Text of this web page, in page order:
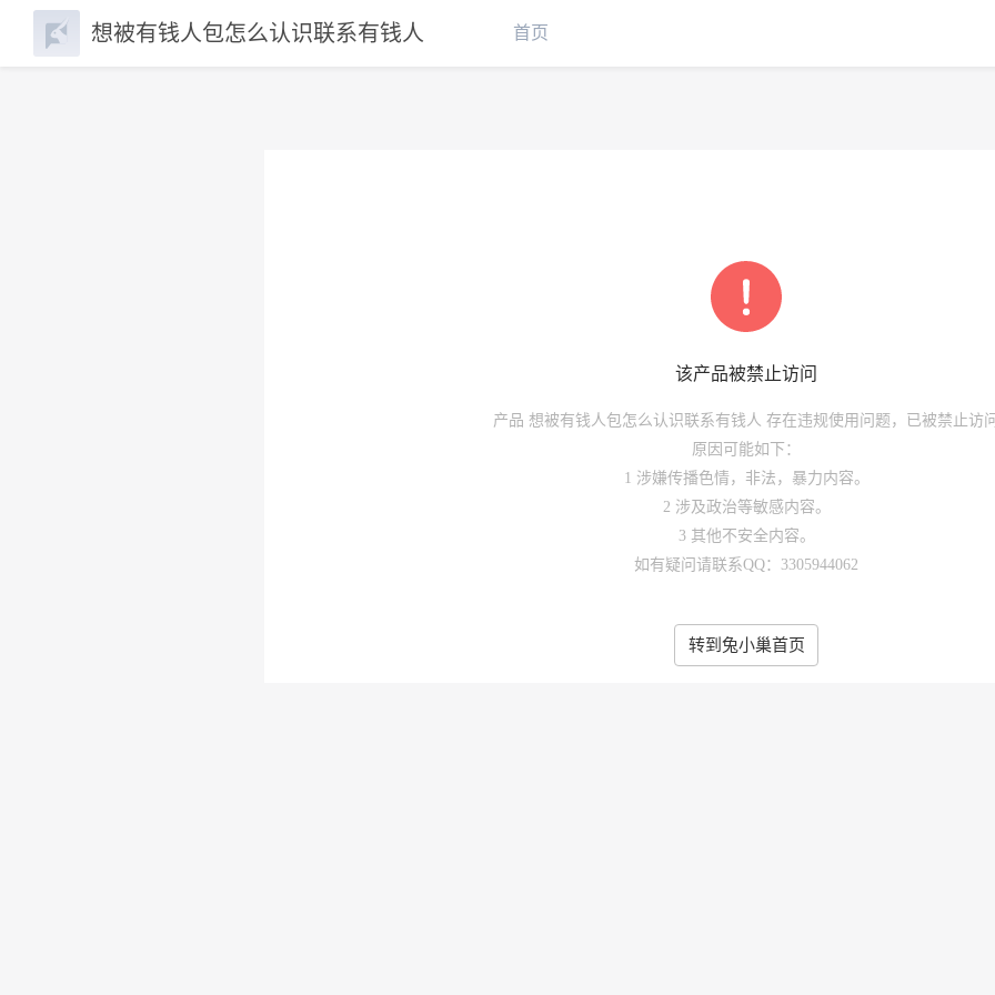
想被有钱人包怎么认识联系有钱人 首页
该产品被禁止访问
产品 想被有钱人包怎么认识联系有钱人 存在违规使用问题，已被禁止访
原因可能如下：
1 涉嫌传播色情，非法，暴力内容。
2 涉及政治等敏感内容。
3 其他不安全内容。
如有疑问请联系QQ：3305944062
转到兔小巢首页